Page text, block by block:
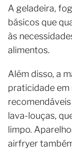
A geladeira,
básicos que
às
alimentos.
Além disso, a
praticidade
lava-louças,
limpo.
airfryer